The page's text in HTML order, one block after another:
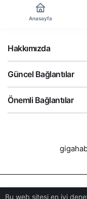
Bu web sitesi en iyi
Anasayfa
Hakkımızda
Güncel Bağlantılar
Önemli Bağlantılar